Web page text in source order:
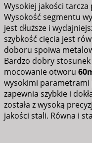
Wysokiej jakości
Wysokość segmentu
jest dłuższe i
szybkość cięcia jest
doboru spoiwa
Bardzo dobry
mocowanie otworu
wysokimi parametrami
zapewnia szybkie i
została z wysoką
jakości stali. Równa i